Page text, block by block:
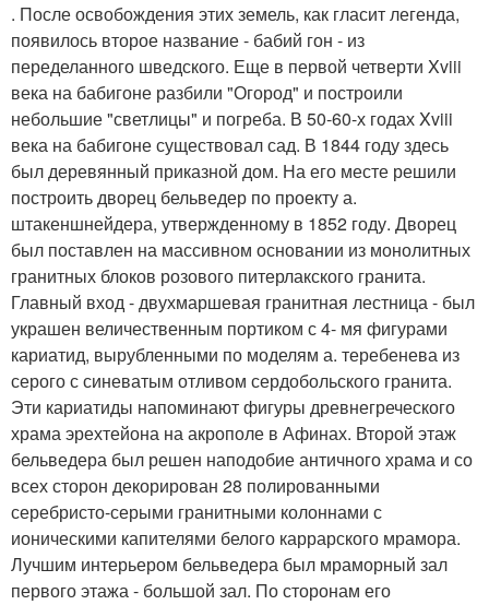
. После освобождения этих земель, как гласит легенда,
появилось второе название - бабий гон - из
переделанного шведского. Еще в первой четверти Xviii
века на бабигоне разбили "Огород" и построили
небольшие "светлицы" и погреба. В 50-60-х годах Xviii
века на бабигоне существовал сад. В 1844 году здесь
был деревянный приказной дом. На его месте решили
построить дворец бельведер по проекту а.
штакеншнейдера, утвержденному в 1852 году. Дворец
был поставлен на массивном основании из монолитных
гранитных блоков розового питерлакского гранита.
Главный вход - двухмаршевая гранитная лестница - был
украшен величественным портиком с 4- мя фигурами
кариатид, вырубленными по моделям а. теребенева из
серого с синеватым отливом сердобольского гранита.
Эти кариатиды напоминают фигуры древнегреческого
храма эрехтейона на акрополе в Афинах. Второй этаж
бельведера был решен наподобие античного храма и со
всех сторон декорирован 28 полированными
серебристо-серыми гранитными колоннами с
ионическими капителями белого каррарского мрамора.
Лучшим интерьером бельведера был мраморный зал
первого этажа - большой зал. По сторонам его